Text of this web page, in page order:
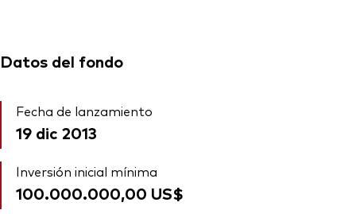
Datos del fondo
Fecha de lanzamiento
19 dic 2013
Inversión inicial mínima
100.000.000,00 US$